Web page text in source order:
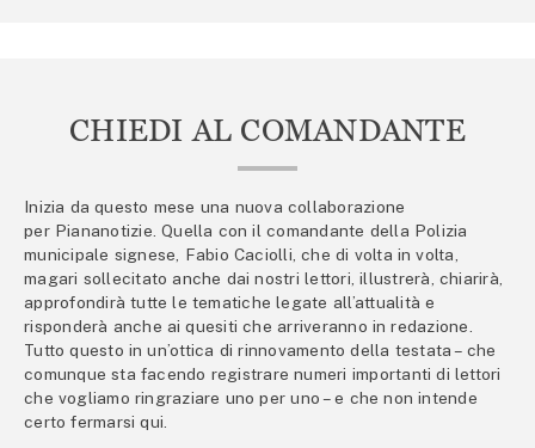
CHIEDI AL COMANDANTE
Inizia da questo mese una nuova collaborazione
per Piananotizie. Quella con il comandante della Polizia
municipale signese, Fabio Caciolli, che di volta in volta,
magari sollecitato anche dai nostri lettori, illustrerà, chiarirà,
approfondirà tutte le tematiche legate all’attualità e
risponderà anche ai quesiti che arriveranno in redazione.
Tutto questo in un’ottica di rinnovamento della testata – che
comunque sta facendo registrare numeri importanti di lettori
che vogliamo ringraziare uno per uno – e che non intende
certo fermarsi qui.